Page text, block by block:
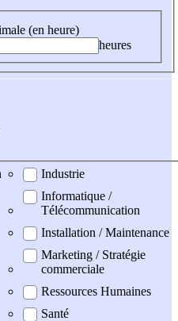
(en heure)
heures
Industrie
Informatique /
Télécommunication
Installation / Maintenance
Marketing / Stratégie
commerciale
Ressources Humaines
Santé